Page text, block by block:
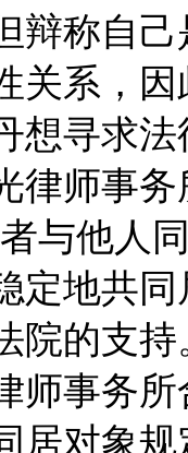
辩称自
关系，
想寻求法
师事务
与他人
定地共
院的支持
事务所
居对象